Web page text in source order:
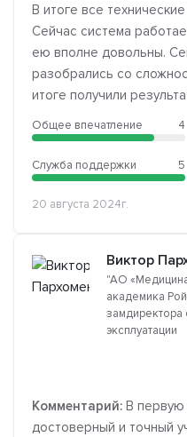
В итоге все
Сейчас система
ею вполне довольны.
разобрались со
итоге получили
Общее впечатление 4
Служба поддержки 5
20 августа 2024г.
Виктор
"АО
академика
замдиректора
эксплуатации
Комментарий: В первую
достоверный и точный